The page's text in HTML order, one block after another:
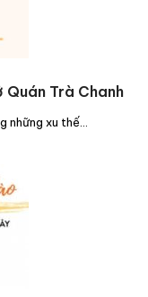
Quán Trà Chanh
những xu thế…